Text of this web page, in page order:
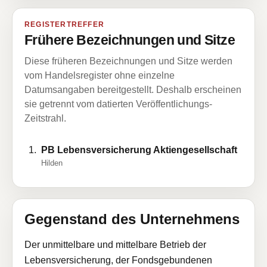
REGISTERTREFFER
Frühere Bezeichnungen und Sitze
Diese früheren Bezeichnungen und Sitze werden
vom Handelsregister ohne einzelne
Datumsangaben bereitgestellt. Deshalb erscheinen
sie getrennt vom datierten Veröffentlichungs-
Zeitstrahl.
PB Lebensversicherung Aktiengesellschaft
Hilden
Gegenstand des Unternehmens
Der unmittelbare und mittelbare Betrieb der
Lebensversicherung, der Fondsgebundenen